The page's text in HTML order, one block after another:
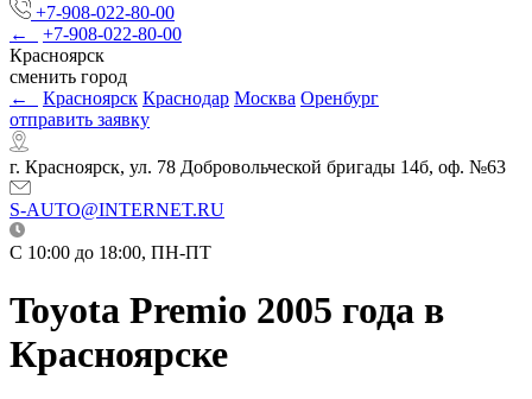
+7-908-022-80-00
←
+7-908-022-80-00
Красноярск
сменить город
←
Красноярск Краснодар Москва Оренбург
отправить заявку
г. Красноярск, ул. 78 Добровольческой бригады 14б, оф. №63
S-AUTO@INTERNET.RU
C 10:00 до 18:00, ПН-ПТ
Toyota Premio 2005 года в
Красноярске